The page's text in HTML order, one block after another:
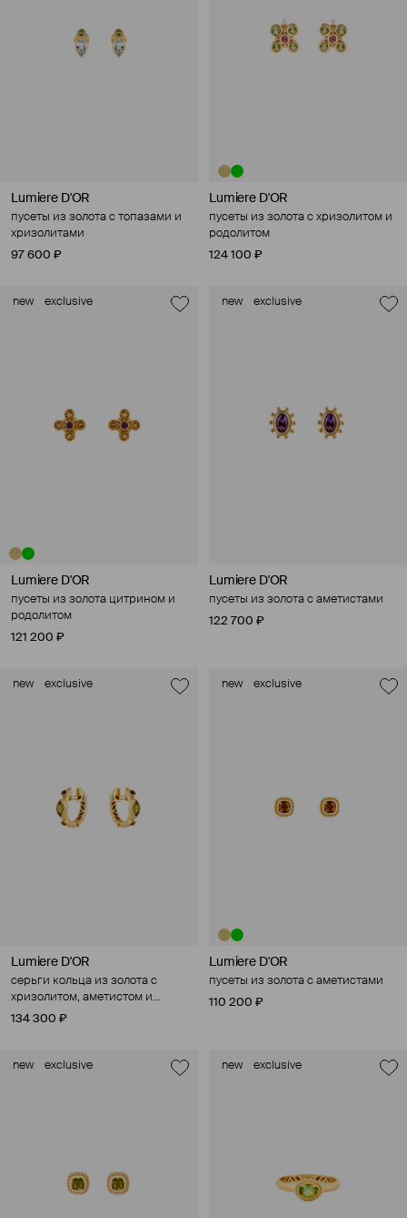
Lumiere D'OR
пусеты из золота с топазами и
хризолитами
97 600 ₽
Lumiere D'OR
пусеты из золота с хризолитом и
родолитом
124 100 ₽
new exclusive
Lumiere D'OR
пусеты из золота цитрином и
родолитом
121 200 ₽
new exclusive
Lumiere D'OR
пусеты из золота с аметистами
122 700 ₽
new exclusive
Lumiere D'OR
серьги кольца из золота с
хризолитом, аметистом и
цитрином
134 300 ₽
new exclusive
Lumiere D'OR
пусеты из золота с аметистами
110 200 ₽
new exclusive new exclusive